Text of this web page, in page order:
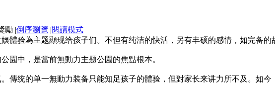
|倒序瀏覽 |閱讀模式
體验為主题顯现给孩子们。不但有纯洁的快活，另有丰硕的感情，如完备的
園中，是當前無動力主题公園的焦點根本。
傳统的单一無動力装备只能知足孩子的體验，但對家长来讲力所不及。如